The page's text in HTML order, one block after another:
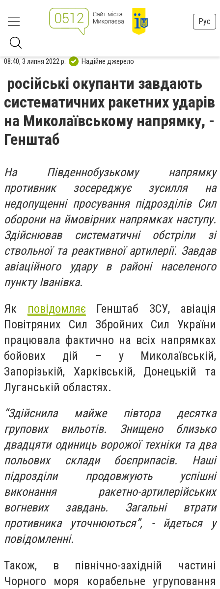
Рус
08:40, 3 липня 2022 р. Надійне джерело
російські окупанти завдають
систематичних ракетних ударів
на Миколаївському напрямку, -
Генштаб
На Південнобузькому напрямку
противник зосереджує зусилля на
недопущенні просування підрозділів Сил
оборони на ймовірних напрямках наступу.
Здійснював систематичні обстріли зі
ствольної та реактивної артилерії. Завдав
авіаційного удару в районі населеного
пункту Іванівка.
Як повідомляє Генштаб ЗСУ, авіація
Повітряних Сил Збройних Сил України
працювала фактично на всіх напрямках
бойових дій – у Миколаївській,
Запорізькій, Харківській, Донецькій та
Луганській областях.
“Здійснила майже півтора десятка
групових вильотів. Знищено близько
двадцяти одиниць ворожої техніки та два
польових склади боєприпасів. Наші
підрозділи продовжують успішні
виконання ракетно-артилерійських
вогневих завдань. Загальні втрати
противника уточнюються”, - йдеться у
повідомленні.
Також, в північно-західній частині
Чорного моря корабельне угруповання